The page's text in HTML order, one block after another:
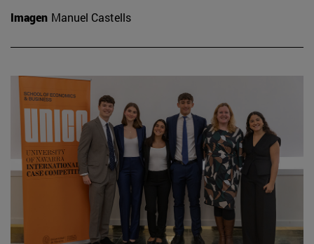
Imagen Manuel Castells